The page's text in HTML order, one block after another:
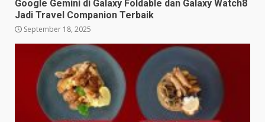
Google Gemini di Galaxy Foldable dan Galaxy Watch8
Jadi Travel Companion Terbaik
September 18, 2025